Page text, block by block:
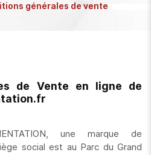
générales de vente
de Vente en ligne de
une marque de
social est au Parc du Grand